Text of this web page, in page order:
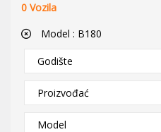
0 Vozila
Model : B180
Godište
Proizvođać
Model